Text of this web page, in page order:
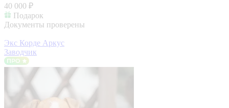
40 000 ₽
Подарок
Документы проверены
Экс Корде Аркус
Заводчик